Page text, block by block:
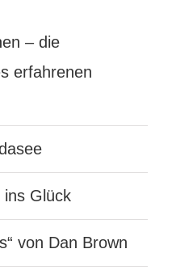
– die
erfahrenen
ins Glück
von Dan Brown